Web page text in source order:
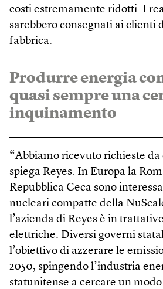
costi estremamente ridotti. I
sarebbero consegnati ai clienti
fabbrica.
Produrre energia
quasi sempre una
inquinamento
“Abbiamo ricevuto richieste da
spiega Reyes. In Europa la
Repubblica Ceca sono
nucleari compatte della
l’azienda di Reyes è in
elettriche. Diversi governi
l’obiettivo di azzerare le
2050, spingendo l’industria
statunitense a cercare un